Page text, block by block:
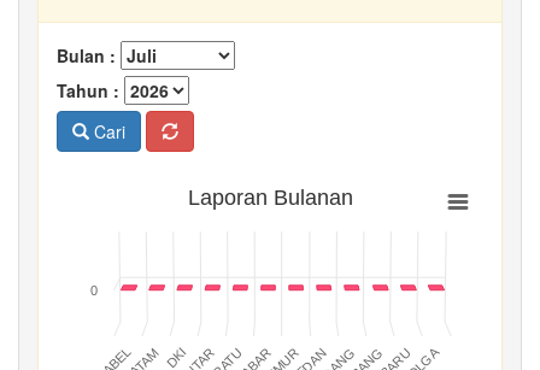
Bulan :
Tahun :
Cari
Laporan Bulanan
DKI
0